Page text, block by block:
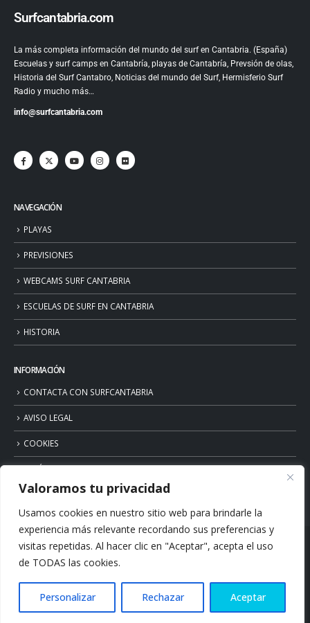
Valoramos tu privacidad
Usamos cookies en nuestro sitio web para brindarle la
experiencia más relevante recordando sus preferencias y
visitas repetidas. Al hacer clic en "Aceptar", acepta el uso
de TODAS las cookies.
Personalizar Rechazar Aceptar
Surfcantabria.com
La más completa información del mundo del surf en Cantabria. (España)
Escuelas y surf camps en Cantabría, playas de Cantabría, Prevsión de olas,
Historia del Surf Cantabro, Noticias del mundo del Surf, Hermisferio Surf
Radio y mucho más…
info@surfcantabria.com
NAVEGACIÓN
PLAYAS
PREVISIONES
WEBCAMS SURF CANTABRIA
ESCUELAS DE SURF EN CANTABRIA
HISTORIA
INFORMACIÓN
CONTACTA CON SURFCANTABRIA
AVISO LEGAL
COOKIES
POLÍTICA DE PRIVACIDAD
© Copyright 2026. Surfcantabria.com. All Rights Reserved.